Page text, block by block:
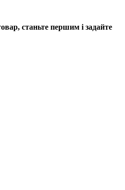
станьте першим і задайте